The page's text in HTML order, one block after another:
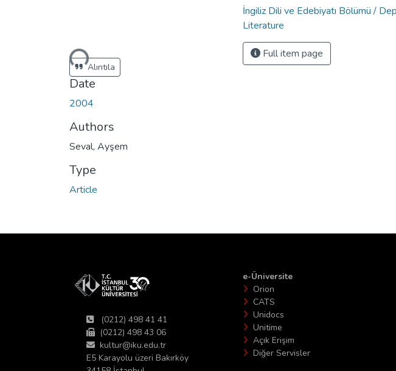
Loading...
Alıntıla
Date
2004
Authors
Seval, Ayşem
Type
Article
İngiliz Dili ve Edebiyatı Bölümü /
Literature
Full item page
(0212) 498 41 41
(0212) 498 43 06
kultur@iku.edu.tr
E5 Karayolu üzeri Bakırköy
e-Üniversite
Orion
CATS
Unidocs
Unitime
Açık Erişim
Diğer Servisler